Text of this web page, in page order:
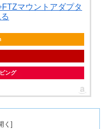
マウントアダプタ
ング